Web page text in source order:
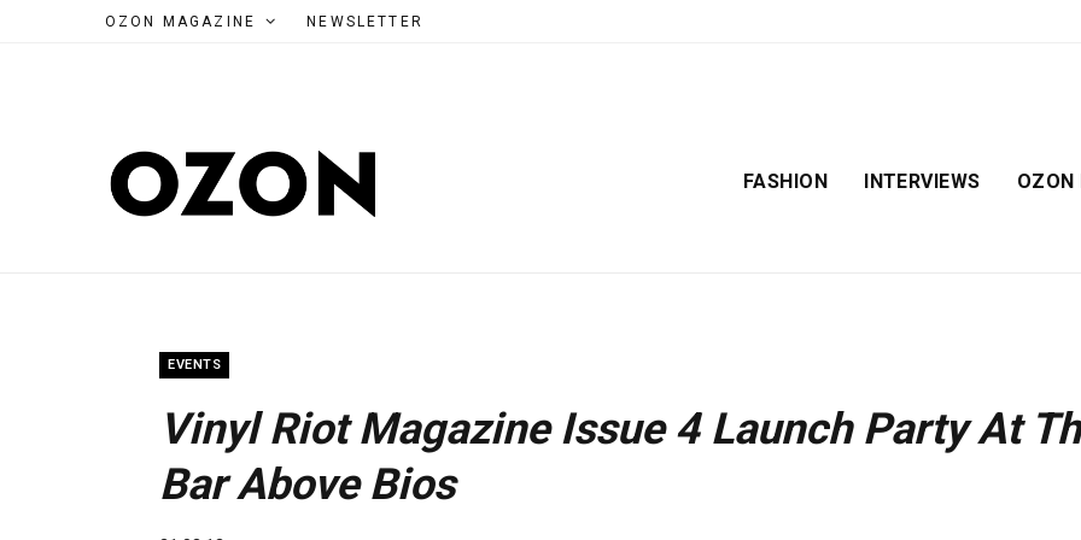
OZON MAGAZINE NEWSLETTER
FASHION INTERVIEWS OZON
EVENTS
Vinyl Riot Magazine Issue 4 Launch Party At
Bar Above Bios